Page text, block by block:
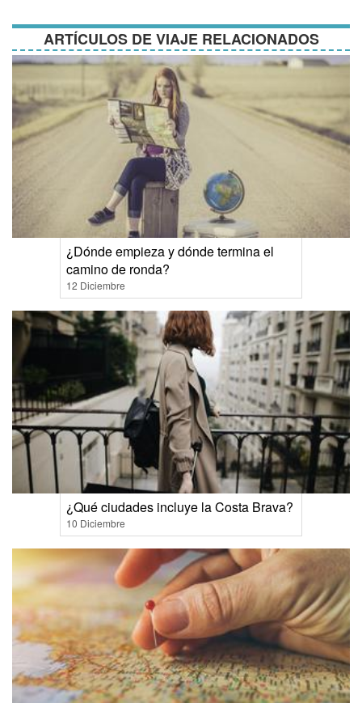
ARTÍCULOS DE VIAJE RELACIONADOS
¿Dónde empieza y dónde termina el
camino de ronda?
12 Diciembre
¿Qué ciudades incluye la Costa Brava?
10 Diciembre